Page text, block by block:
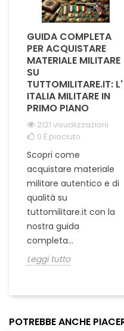
GUIDA COMPLETA
PER ACQUISTARE
MATERIALE MILITARE
SU
TUTTOMILITARE.IT: L'
ITALIA MILITARE IN
PRIMO PIANO
2121 visualizzazioni
0 È piaciuto
Scopri come
acquistare materiale
militare autentico e di
qualità su
tuttomilitare.it con la
nostra guida
completa...
Leggi tutto
POTREBBE ANCHE